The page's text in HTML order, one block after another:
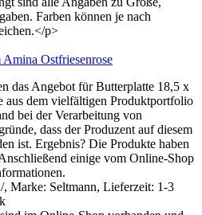
Farben können je nach
p>
das Angebot für Butterplatte 18,5 x
aus dem vielfältigen Produktportfolio
bei der Verarbeitung von
dass der Produzent auf diesem
ist. Ergebnis? Die Produkte haben
einige vom Online-Shop
, Marke: Seltmann, Lieferzeit: 1-3